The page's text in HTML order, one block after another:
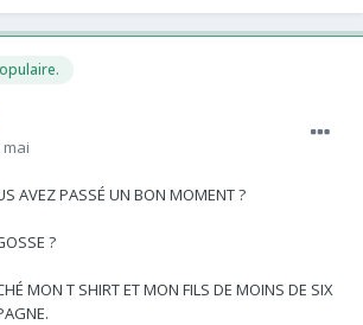
mai
AVEZ PASSÉ UN BON MOMENT ?
?
MON T SHIRT ET MON FILS DE MOINS DE SIX